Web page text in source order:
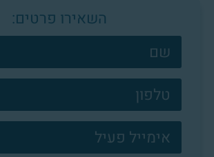
השאירו פרטים:
צרו
קשר
פוטר